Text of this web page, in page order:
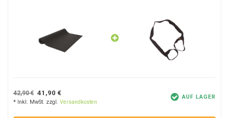
42,90 € 41,90 €
* Inkl. MwSt. zzgl. Versandkosten
AUF LAGER